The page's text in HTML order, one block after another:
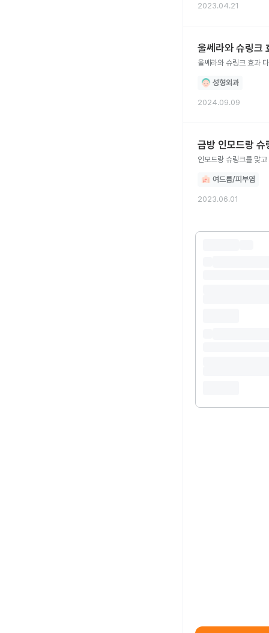
2023.04.21
울쎄라와 슈링크
울쎄라와 슈링크 효과
성형외과
2024.09.09
금방 인모드랑 슈
인모드랑 슈링크를 맞
여드름/피부염
2023.06.01